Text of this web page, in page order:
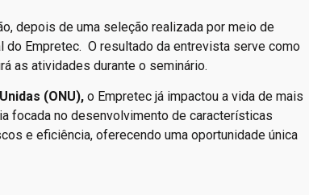
depois de uma seleção realizada por meio de
Empretec. O resultado da entrevista serve como
as atividades durante o seminário.
(ONU), o Empretec já impactou a vida de mais
focada no desenvolvimento de características
e eficiência, oferecendo uma oportunidade única